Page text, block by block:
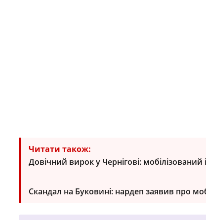
Читати також:
Довічний вирок у Чернігові: мобілізований
Скандал на Буковині: нардеп заявив про